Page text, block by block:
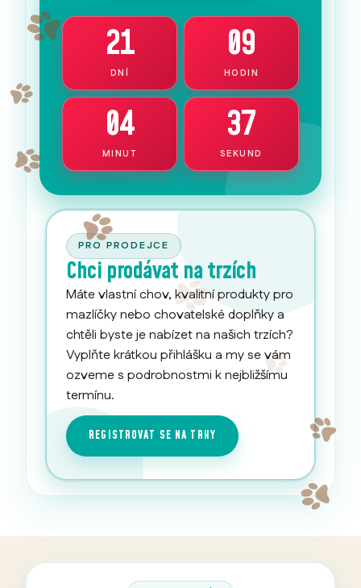
21
DNÍ
09
HODIN
04
MINUT
36
SEKUND
PRO PRODEJCE
Chci prodávat na trzích
Máte vlastní chov, kvalitní produkty pro
mazlíčky nebo chovatelské doplňky a
chtěli byste je nabízet na našich trzích?
Vyplňte krátkou přihlášku a my se vám
ozveme s podrobnostmi k nejbližšímu
termínu.
REGISTROVAT SE NA TRHY